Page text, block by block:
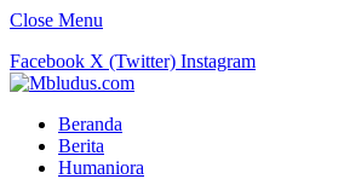
Close Menu
Facebook X (Twitter) Instagram
Beranda
Berita
Humaniora